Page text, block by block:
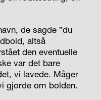
de sagde ”du
altså
den eventuelle
var det bare
vi lavede. Måger
gjorde om bolden.